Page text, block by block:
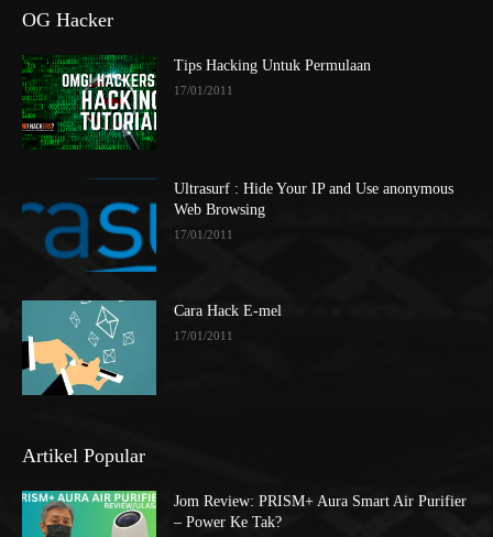
OG Hacker
Tips Hacking Untuk Permulaan
17/01/2011
Ultrasurf : Hide Your IP and Use anonymous
Web Browsing
17/01/2011
Cara Hack E-mel
17/01/2011
Artikel Popular
Jom Review: PRISM+ Aura Smart Air Purifier
– Power Ke Tak?